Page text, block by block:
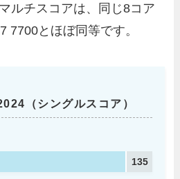
ルチスコアは、同じ8コア
7700とほぼ同等です。
（シングルスコア）
135